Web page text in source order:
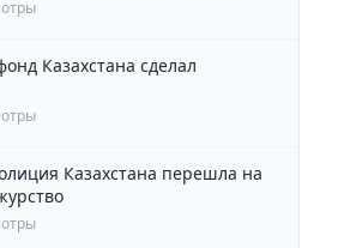
Казахстана сделал
Казахстана перешла на